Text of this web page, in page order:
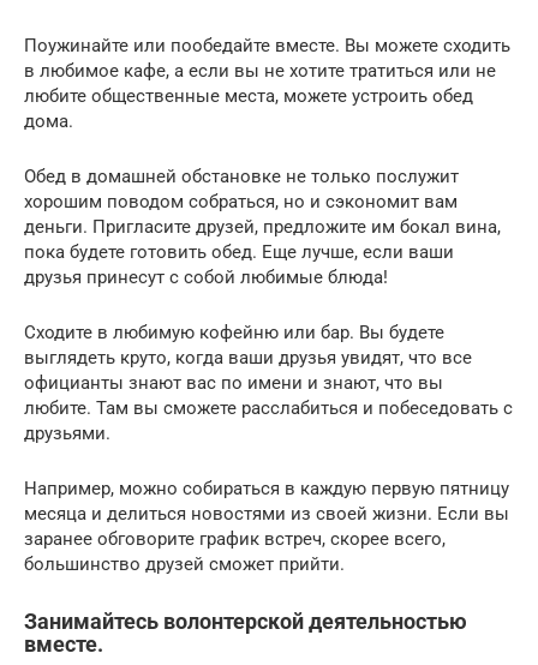
Поужинайте или пообедайте вместе. Вы можете сходить
в любимое кафе, а если вы не хотите тратиться или не
любите общественные места, можете устроить обед
дома.
Обед в домашней обстановке не только послужит
хорошим поводом собраться, но и сэкономит вам
деньги. Пригласите друзей, предложите им бокал вина,
пока будете готовить обед. Еще лучше, если ваши
друзья принесут с собой любимые блюда!
Сходите в любимую кофейню или бар. Вы будете
выглядеть круто, когда ваши друзья увидят, что все
официанты знают вас по имени и знают, что вы
любите. Там вы сможете расслабиться и побеседовать с
друзьями.
Например, можно собираться в каждую первую пятницу
месяца и делиться новостями из своей жизни. Если вы
заранее обговорите график встреч, скорее всего,
большинство друзей сможет прийти.
Занимайтесь волонтерской деятельностью
вместе.